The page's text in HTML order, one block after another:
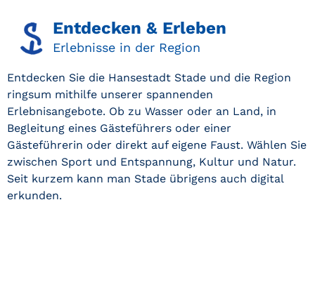
Entdecken & Erleben
Erlebnisse in der Region
Entdecken Sie die Hansestadt Stade und die Region
ringsum mithilfe unserer spannenden
Erlebnisangebote. Ob zu Wasser oder an Land, in
Begleitung eines Gästeführers oder einer
Gästeführerin oder direkt auf eigene Faust. Wählen Sie
zwischen Sport und Entspannung, Kultur und Natur.
Seit kurzem kann man Stade übrigens auch digital
erkunden.